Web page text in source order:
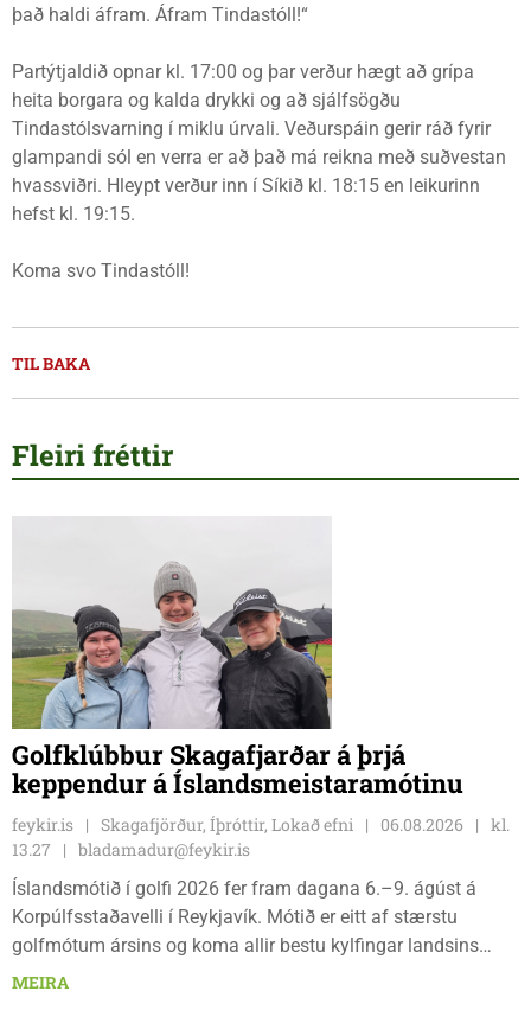
það haldi áfram. Áfram Tindastóll!“
Partýtjaldið opnar kl. 17:00 og þar verður hægt að grípa
heita borgara og kalda drykki og að sjálfsögðu
Tindastólsvarning í miklu úrvali. Veðurspáin gerir ráð fyrir
glampandi sól en verra er að það má reikna með suðvestan
hvassviðri. Hleypt verður inn í Síkið kl. 18:15 en leikurinn
hefst kl. 19:15.
Koma svo Tindastóll!
TIL BAKA
Fleiri fréttir
Golfklúbbur Skagafjarðar á þrjá
keppendur á Íslandsmeistaramótinu
feykir.is Skagafjörður, Íþróttir, Lokað efni 06.08.2026
kl.
13.27
bladamadur@feykir.is
Íslandsmótið í golfi 2026 fer fram dagana 6.–9. ágúst á
Korpúlfsstaðavelli í Reykjavík. Mótið er eitt af stærstu
golfmótum ársins og koma allir bestu kylfingar landsins
saman til að sýna hæfileika sína. Golfklúbbur Skagafjarðar
MEIRA